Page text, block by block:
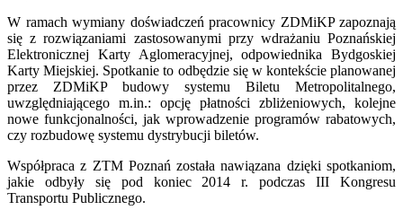
W ramach wymiany doświadczeń pracownicy ZDMiKP zapoznają
się z rozwiązaniami zastosowanymi przy wdrażaniu Poznańskiej
Elektronicznej Karty Aglomeracyjnej, odpowiednika Bydgoskiej
Karty Miejskiej. Spotkanie to odbędzie się w kontekście planowanej
przez ZDMiKP budowy systemu Biletu Metropolitalnego,
uwzględniającego m.in.: opcję płatności zbliżeniowych, kolejne
nowe funkcjonalności, jak wprowadzenie programów rabatowych,
czy rozbudowę systemu dystrybucji biletów.
Współpraca z ZTM Poznań została nawiązana dzięki spotkaniom,
jakie odbyły się pod koniec 2014 r. podczas III Kongresu
Transportu Publicznego.